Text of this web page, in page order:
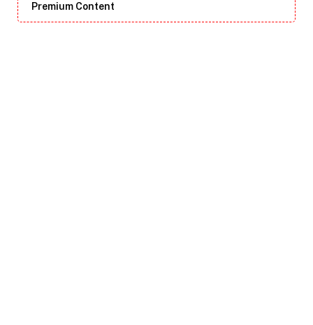
Premium Content